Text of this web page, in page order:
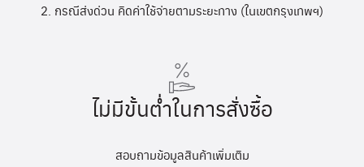
2. กรณีส่งด่วน คิดค่าใช้จ่ายตามระยะทาง (ในเขตกรุงเทพฯ)
ไม่มีขั้นต่ำในการสั่งซื้อ
สอบถามข้อมูลสินค้าเพิ่มเติม